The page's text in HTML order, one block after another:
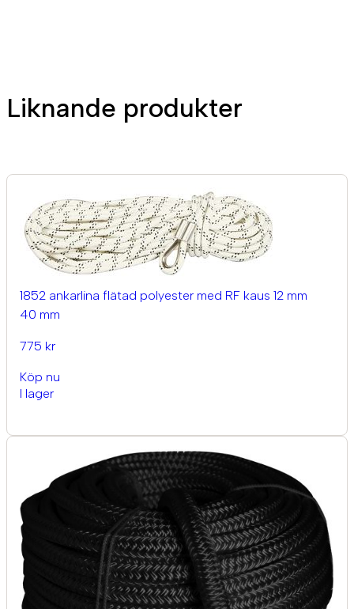
Liknande produkter
1852 ankarlina flätad polyester med RF kaus 12 mm
40 mm
775 kr
Köp nu
I lager